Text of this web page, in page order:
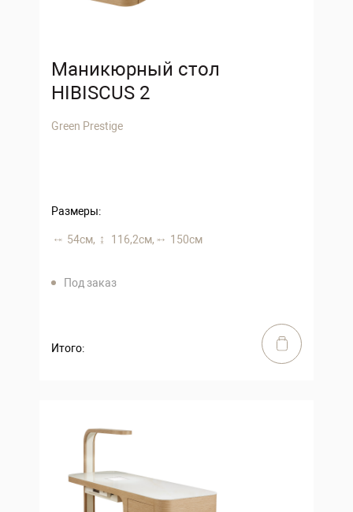
Маникюрный стол
HIBISCUS 2
Green Prestige
Размеры:
54 см, 116,2 см, 150 см
Под заказ
Итого: